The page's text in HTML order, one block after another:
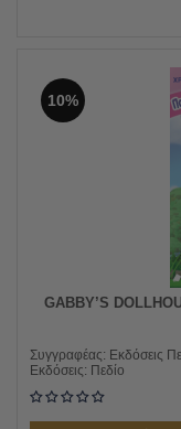
10%
GABBY’S
Συγγραφέας: Εκδόσεις
Εκδόσεις: Πεδίο